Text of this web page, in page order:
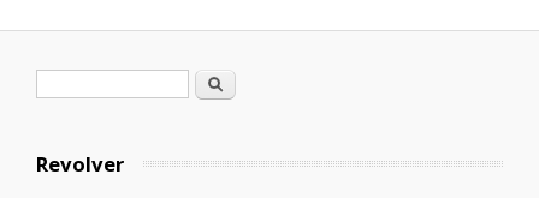
Formulario de búsqueda
Buscar
Revolver